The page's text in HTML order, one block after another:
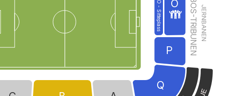
Felt O - Sitteplass
P
Q
O OBOS-TRIBUNENJERNBANEN